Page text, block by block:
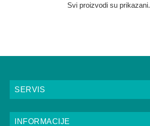
Svi proizvodi su prikazani.
SERVIS
INFORMACIJE